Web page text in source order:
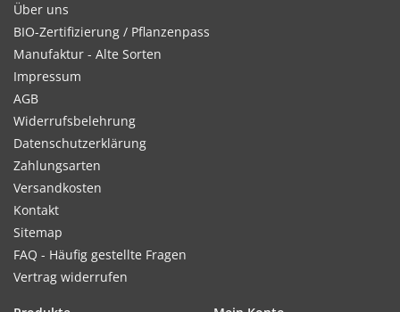
Über uns
BIO-Zertifizierung / Pflanzenpass
Manufaktur - Alte Sorten
Impressum
AGB
Widerrufsbelehrung
Datenschutzerklärung
Zahlungsarten
Versandkosten
Kontakt
Sitemap
FAQ - Häufig gestellte Fragen
Vertrag widerrufen